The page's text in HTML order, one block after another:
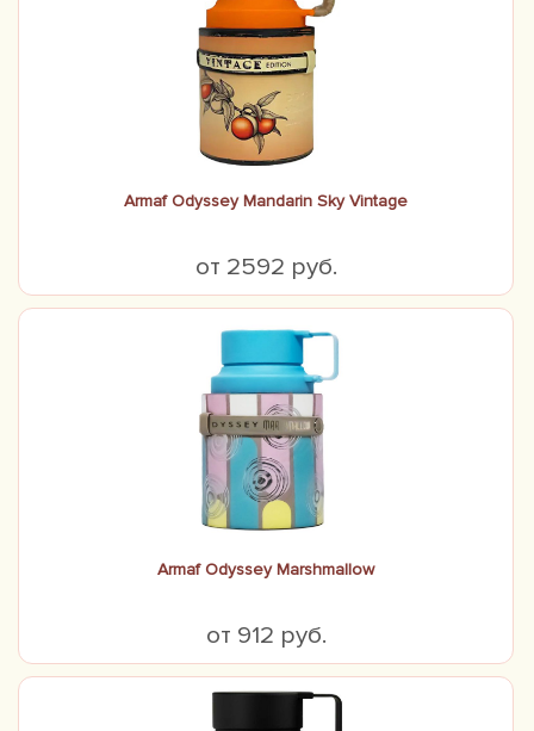
Armaf Odyssey Mandarin Sky Vintage
от 2592 руб.
Armaf Odyssey Marshmallow
от 912 руб.